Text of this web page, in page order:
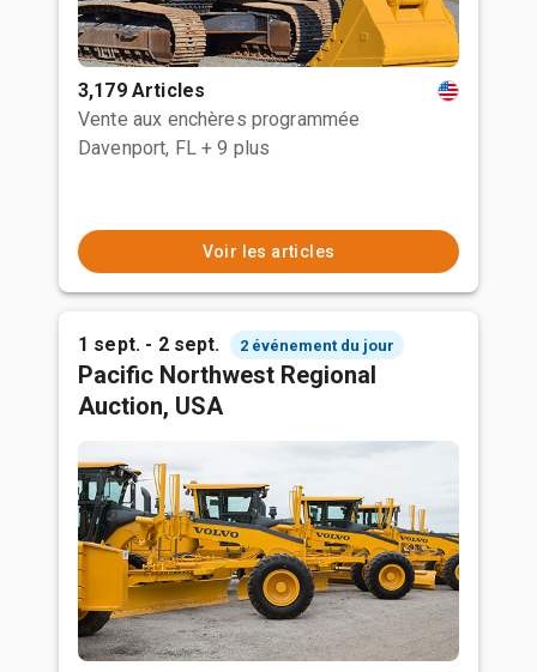
3,179 Articles
Vente aux enchères programmée
Davenport, FL + 9 plus
Voir les articles
1 sept. - 2 sept. 2 événement du jour
Pacific Northwest Regional
Auction, USA